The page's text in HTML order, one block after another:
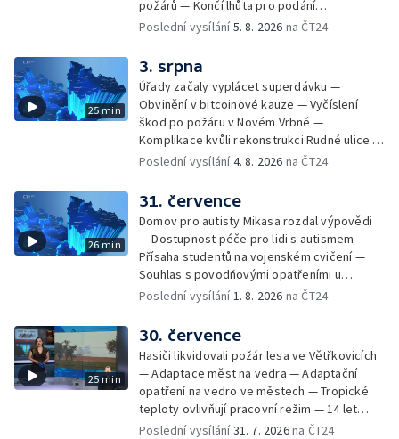
požárů — Končí lhůta pro podání
kandidátních listin — Končí lhůta pro podání
rozsudek v lihové kauze — Výročí
zavraždění Václava III. v Olomouci — Těžba
unikátní rašeliny pro lázně v Karlově
Studánce — Výběr ze sociálních sítí ČT —
Nový program pro léčbu obezity —
Olomoucké (nejen) shakespearovské léto
Poslední vysílání5. 8. 2026 na ČT24
25 min
3. srpna
Úřady začaly vyplácet superdávku —
Obvinění v bitcoinové kauze — Vyčíslení
škod po požáru v Novém Vrbně —
Komplikace kvůli rekonstrukci Rudné ulice —
Nárůst zájmu o klimatizace — Výluka vlaků
Protipovodňová opatření v Troubkách —
Zájem o bydlení na vysokoškolskýc kolejích
— Vrcholí sklizeň levandulí
Poslední vysílání4. 8. 2026 na ČT24
26 min
31. července
Domov pro autisty Mikasa rozdal výpovědi
— Dostupnost péče pro lidi s autismem —
Přísaha studentů na vojenském cvičení —
Souhlas s povodňovými opatřeními u
Troubek — Opravy Rudné omezí dopravu —
počasí na následující dny — Vedra táhnou na
chladnější místa — Hasiči lokalizovali požár
lesa na Opavsku — Požáry zemědělské
techniky na Olomoucku — Dva roky od
požáru škol v Českém Těšíně — Výstava
Sladké vzpomínky Opavska
Poslední vysílání1. 8. 2026 na ČT24
25 min
30. července
Hasiči likvidovali požár lesa ve Větřkovicích
— Adaptace měst na vedra — Adaptační
opatření na vedro ve městech — Tropické
teploty ovlivňují pracovní režim — 14 let
vězení za vraždu ženy ve Staříči/ —
Poslední vysílání31. 7. 2026na ČT24